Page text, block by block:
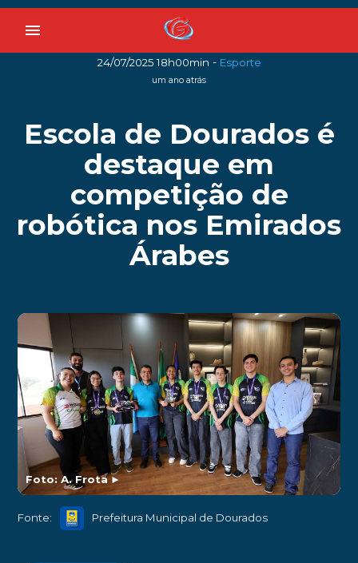
menu
24/07/2025 18h00min - Esporte
um ano atrás
Escola de Dourados é
destaque em
competição de
robótica nos Emirados
Árabes
Foto: A. Frota►
Fonte: Prefeitura Municipal de Dourados